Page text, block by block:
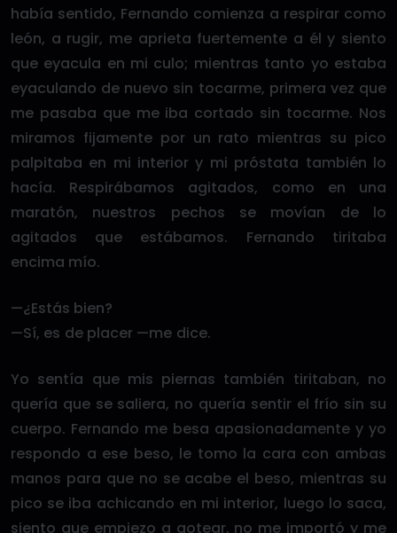
había sentido, Fernando comienza a respirar como
león, a rugir, me aprieta fuertemente a él y siento
que eyacula en mi culo; mientras tanto yo estaba
eyaculando de nuevo sin tocarme, primera vez que
me pasaba que me iba cortado sin tocarme. Nos
miramos fijamente por un rato mientras su pico
palpitaba en mi interior y mi próstata también lo
hacía. Respirábamos agitados, como en una
maratón, nuestros pechos se movían de lo
agitados que estábamos. Fernando tiritaba
encima mío.
—¿Estás bien?
—Sí, es de placer —me dice.
Yo sentía que mis piernas también tiritaban, no
quería que se saliera, no quería sentir el frío sin su
cuerpo. Fernando me besa apasionadamente y yo
respondo a ese beso, le tomo la cara con ambas
manos para que no se acabe el beso, mientras su
pico se iba achicando en mi interior, luego lo saca,
siento que empiezo a gotear, no me importó y me